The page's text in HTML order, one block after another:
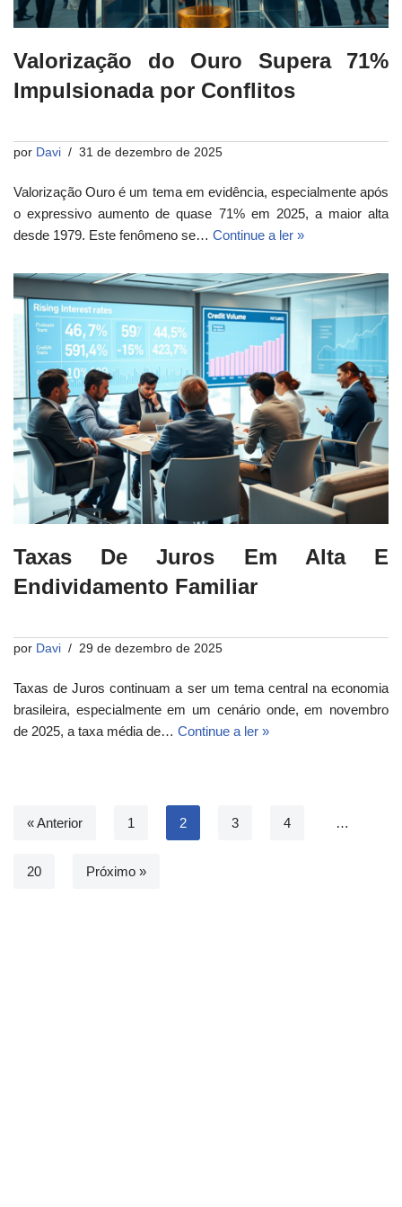
Valorização do Ouro Supera 71%
Impulsionada por Conflitos
por Davi 31 de dezembro de 2025
Valorização Ouro é um tema em evidência, especialmente após
o expressivo aumento de quase 71% em 2025, a maior alta
desde 1979. Este fenômeno se… Continue a ler »
Taxas De Juros Em Alta E
Endividamento Familiar
por Davi 29 de dezembro de 2025
Taxas de Juros continuam a ser um tema central na economia
brasileira, especialmente em um cenário onde, em novembro
de 2025, a taxa média de… Continue a ler »
« Anterior 1 2 3 4 …
20 Próximo »